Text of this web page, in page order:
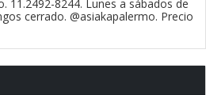
11.2492-8244. Lunes a sábados de
cerrado. @asiakapalermo. Precio